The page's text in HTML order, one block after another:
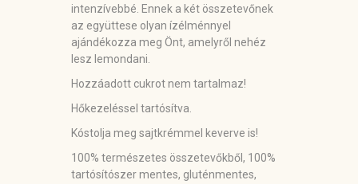
intenzívebbé. Ennek a két összetevőnek
az együttese olyan ízélménnyel
ajándékozza meg Önt, amelyről nehéz
lesz lemondani.
Hozzáadott cukrot nem tartalmaz!
Hőkezeléssel tartósítva.
Kóstolja meg sajtkrémmel keverve is!
100% természetes összetevőkből, 100%
tartósítószer mentes, gluténmentes,